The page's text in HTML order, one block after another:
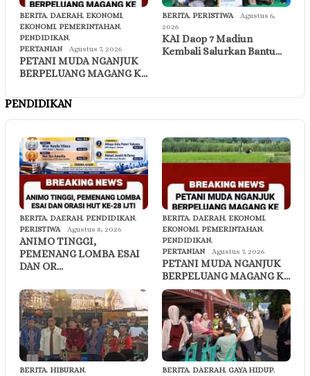
BERITA, DAERAH, EKONOMI,
EKONOMI, PEMERINTAHAN,
PENDIDIKAN,
PERTANIAN
Agustus 7, 2026
PETANI MUDA NGANJUK
BERPELUANG MAGANG K…
BERITA, PERISTIWA
Agustus 6,
2026
KAI Daop 7 Madiun
Kembali Salurkan Bantu…
PENDIDIKAN
BERITA, DAERAH, PENDIDIKAN,
PERISTIWA
Agustus 8, 2026
ANIMO TINGGI,
PEMENANG LOMBA ESAI
DAN OR…
BERITA, DAERAH, EKONOMI,
EKONOMI, PEMERINTAHAN,
PENDIDIKAN,
PERTANIAN
Agustus 7, 2026
PETANI MUDA NGANJUK
BERPELUANG MAGANG K…
BERITA, HIBURAN,
BERITA, DAERAH, GAYA HIDUP,